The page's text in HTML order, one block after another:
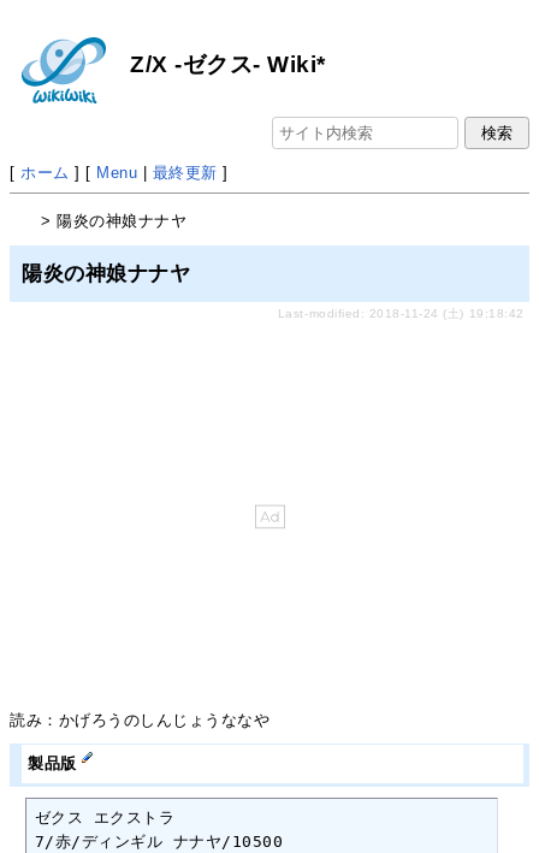
Z/X -ゼクス- Wiki*
[ ホーム ] [ Menu | 最終更新 ]
> 陽炎の神娘ナナヤ
陽炎の神娘ナナヤ
Last-modified: 2018-11-24 (土) 19:18:42
読み：かげろうのしんじょうななや
製品版
ゼクス エクストラ
7/赤/ディンギル ナナヤ/10500